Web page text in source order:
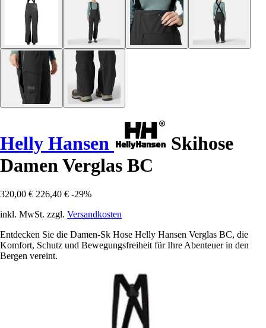
Helly Hansen
Skihose
Damen Verglas BC
320,00 € 226,40 € -29%
inkl. MwSt. zzgl. Versandkosten
Entdecken Sie die Damen-Sk Hose Helly Hansen Verglas BC, die
Komfort, Schutz und Bewegungsfreiheit für Ihre Abenteuer in den
Bergen vereint.